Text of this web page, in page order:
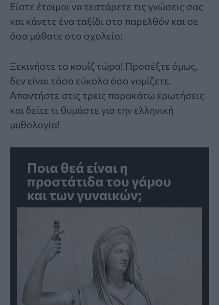
Είστε έτοιμοι να τεστάρετε τις γνώσεις σας
και κάνετε ένα ταξίδι στο παρελθόν και σε
όσα μάθατε στο σχολείο;
Ξεκινήστε το κουίζ τώρα! Προσέξτε όμως,
δεν είναι τόσο εύκολο όσο νομίζετε.
Απαντήστε στις τρεις παρακάτω ερωτήσεις
και δείτε τι θυμάστε για την ελληνική
μυθολογία!
Ποια θεά είναι η
προστάτιδα του γάμου
και των γυναικών;